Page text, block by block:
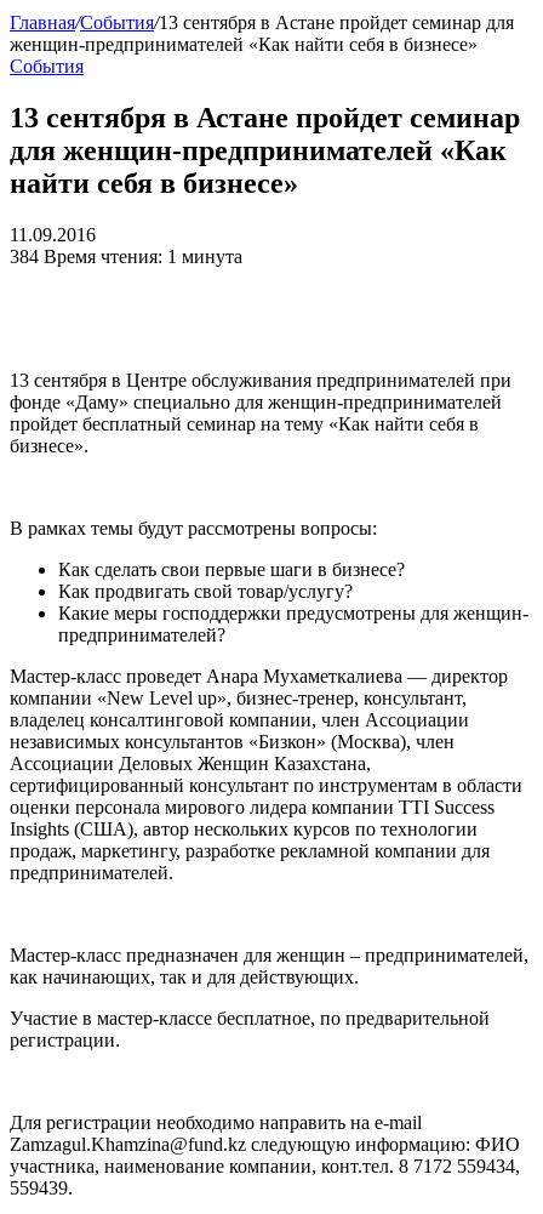
Главная/События/13 сентября в Астане пройдет семинар для
женщин-предпринимателей «Как найти себя в бизнесе»
События
13 сентября в Астане пройдет семинар
для женщин-предпринимателей «Как
найти себя в бизнесе»
11.09.2016
384 Время чтения: 1 минута
13 сентября в Центре обслуживания предпринимателей при
фонде «Даму» специально для женщин-предпринимателей
пройдет бесплатный семинар на тему «Как найти себя в
бизнесе».
В рамках темы будут рассмотрены вопросы:
Как сделать свои первые шаги в бизнесе?
Как продвигать свой товар/услугу?
Какие меры господдержки предусмотрены для женщин-
предпринимателей?
Мастер-класс проведет Анара Мухаметкалиева — директор
компании «New Level up», бизнес-тренер, консультант,
владелец консалтинговой компании, член Ассоциации
независимых консультантов «Бизкон» (Москва), член
Ассоциации Деловых Женщин Казахстана,
сертифицированный консультант по инструментам в области
оценки персонала мирового лидера компании TTI Success
Insights (США), автор нескольких курсов по технологии
продаж, маркетингу, разработке рекламной компании для
предпринимателей.
Мастер-класс предназначен для женщин – предпринимателей,
как начинающих, так и для действующих.
Участие в мастер-классе бесплатное, по предварительной
регистрации.
Для регистрации необходимо направить на e-mail
Zamzagul.Khamzina@fund.kz следующую информацию: ФИО
участника, наименование компании, конт.тел. 8 7172 559434,
559439.